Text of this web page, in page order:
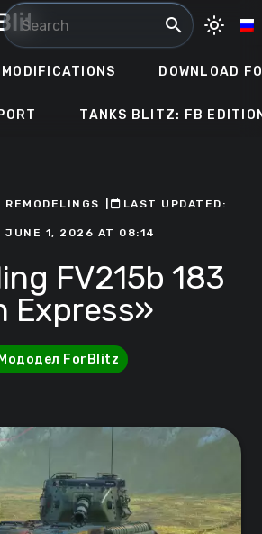
search light_mode
MODIFICATIONS DOWNLOAD
TANKS BLITZ: FB
REMODELINGS ㅤLAST UPDATED:
JUNE 1, 2026 AT 08:14
FV215b 183
Express»
Мододел ForBlitz